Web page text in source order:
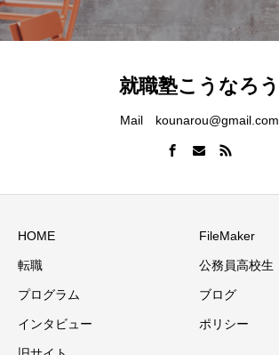
就職塾こうなろう
Mail kounarou@gmail.com
HOME FileMaker
転職 公務員高校生
プログラム ブログ
インタビュー ポリシー